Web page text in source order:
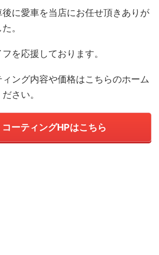
に愛車を当店にお任せ頂きありが
。
を応援しております。
ング内容や価格はこちらのホーム
さい。
コーティングHPはこちら